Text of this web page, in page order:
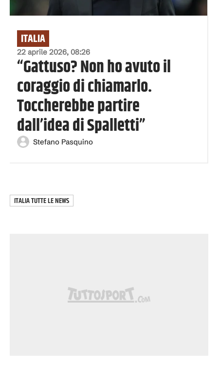
22 aprile 2026, 08:26
ITALIA
“Gattuso? Non ho avuto il
coraggio di chiamarlo.
Toccherebbe partire
dall’idea di Spalletti”
Stefano Pasquino
ITALIATUTTE LE NEWS